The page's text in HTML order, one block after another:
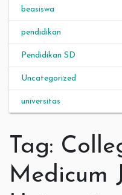
beasiswa
pendidikan
Pendidikan SD
Uncategorized
universitas
Tag:
Medicum